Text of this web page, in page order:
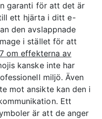
garanti för att det är
ett hjärta i ditt e-
den avslappnade
i stället för att
om effekterna av
kanske inte har
miljö. Även
mot ansikte kan den i
Ett
är att de anger